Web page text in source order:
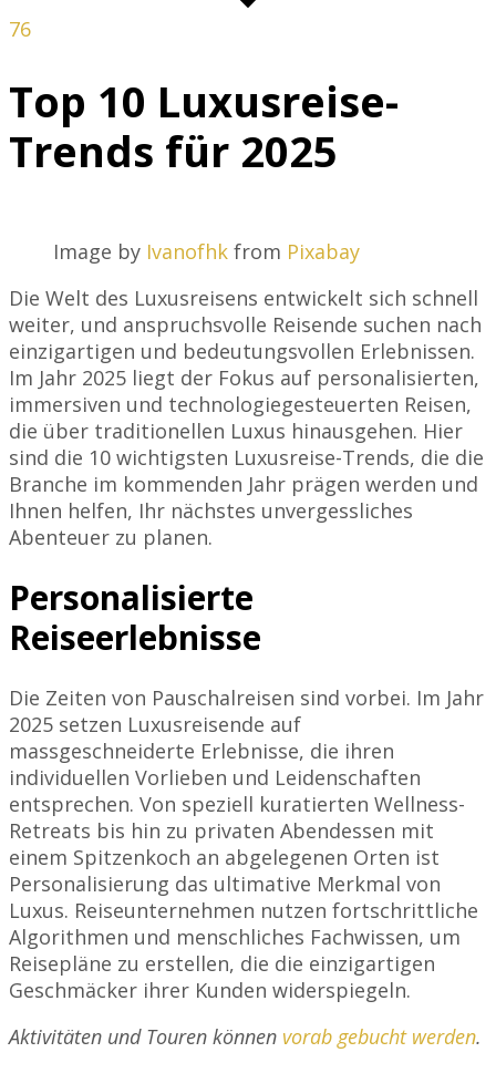
76
Top 10 Luxusreise-
Trends für 2025
Image by Ivanofhk from Pixabay
Die Welt des Luxusreisens entwickelt sich schnell
weiter, und anspruchsvolle Reisende suchen nach
einzigartigen und bedeutungsvollen Erlebnissen.
Im Jahr 2025 liegt der Fokus auf personalisierten,
immersiven und technologiegesteuerten Reisen,
die über traditionellen Luxus hinausgehen. Hier
sind die 10 wichtigsten Luxusreise-Trends, die die
Branche im kommenden Jahr prägen werden und
Ihnen helfen, Ihr nächstes unvergessliches
Abenteuer zu planen.
Personalisierte
Reiseerlebnisse
Die Zeiten von Pauschalreisen sind vorbei. Im Jahr
2025 setzen Luxusreisende auf
massgeschneiderte Erlebnisse, die ihren
individuellen Vorlieben und Leidenschaften
entsprechen. Von speziell kuratierten Wellness-
Retreats bis hin zu privaten Abendessen mit
einem Spitzenkoch an abgelegenen Orten ist
Personalisierung das ultimative Merkmal von
Luxus. Reiseunternehmen nutzen fortschrittliche
Algorithmen und menschliches Fachwissen, um
Reisepläne zu erstellen, die die einzigartigen
Geschmäcker ihrer Kunden widerspiegeln.
Aktivitäten und Touren können vorab gebucht werden.